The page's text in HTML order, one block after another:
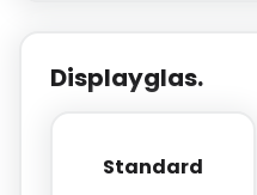
Displayglas.
Standard
Standard